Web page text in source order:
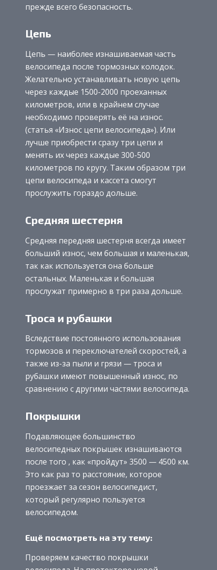
прежде всего безопасность.
Цепь
Цепь — наиболее изнашиваемая часть
велосипеда после тормозных колодок.
Желательно устанавливать новую цепь
через каждые 1500-2000 проеханных
километров, или в крайнем случае
необходимо проверять её на износ.
(статья «Износ цепи велосипеда»). Или
лучше приобрести сразу три цепи и
менять их через каждые 300-500
километров по кругу. Таким образом три
цепи велосипеда и кассета смогут
прослужить гораздо дольше.
Средняя шестерня
Средняя передняя шестерня всегда имеет
больший износ, чем большая и маленькая,
так как используется она больше
остальных. Маленькая и большая
прослужат примерно в три раза дольше.
Троса и рубашки
Вследствие постоянного использования
тормозов и переключателей скоростей, а
также из-за пыли и грязи — троса и
рубашки имеют повышенный износ, по
сравнению с другими частями велосипеда.
Покрышки
Подавляющее большинство
велосипедных покрышек изнашиваются
после того , как «пройдут» 3500 — 4500 км.
Это как раз то расстояние, которое
проезжает за сезон велосипедист,
который регулярно пользуется
велосипедом.
Ещё посмотреть на эту тему:
Проверяем качество покрышки